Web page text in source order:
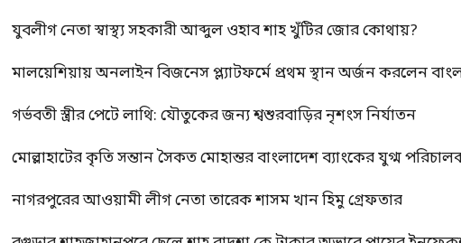
যুবলীগ নেতা স্বাস্থ্য সহকারী আব্দুল ওহাব শাহ খুঁটির জোর কোথায়?
মালয়েশিয়ায় অনলাইন বিজনেস প্ল্যাটফর্মে প্রথম স্থান অর্জন করলেন
গর্ভবতী স্ত্রীর পেটে লাথি: যৌতুকের জন্য শ্বশুরবাড়ির নৃশংস নির্যাতন
মোল্লাহাটের কৃতি সন্তান সৈকত মোহান্তর বাংলাদেশ ব্যাংকের যুগ্ম
নাগরপুরের আওয়ামী লীগ নেতা তারেক শাসম খান হিমু গ্রেফতার